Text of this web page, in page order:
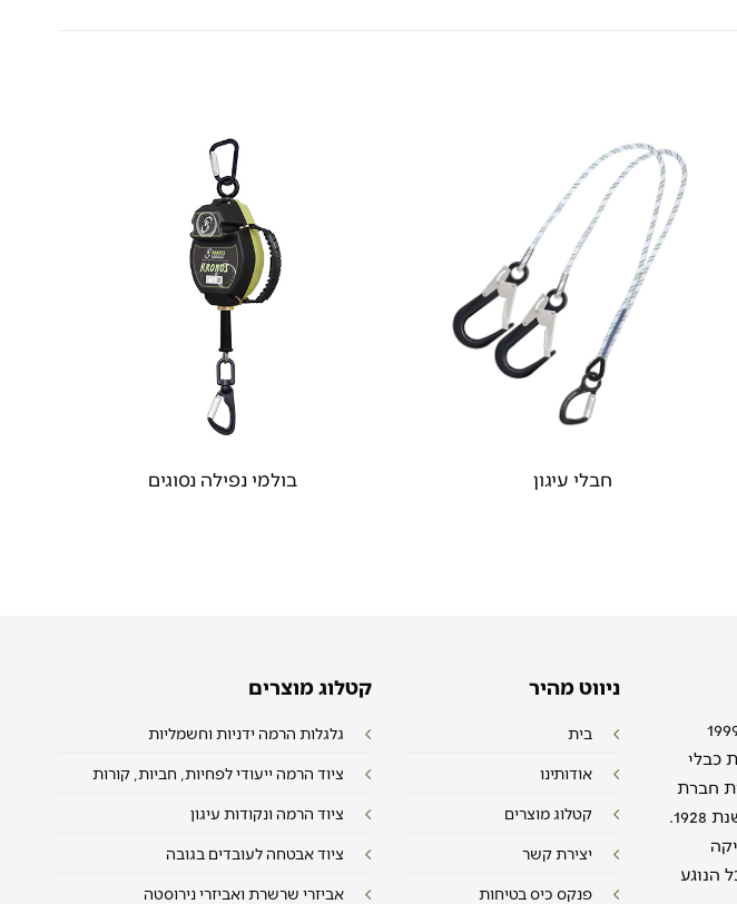
חבלי עיגון בולמי נפילה נסוגים
הרמה ומסחר בע”מ הוקמה בשנת 1999
כבלי
חברת
הוותיקה, הפועלת בארץ מאז שנת 1928.
הנוגע
ניווט מהיר
בית
אודותינו
קטלוג מוצרים
יצירת קשר
פנקס כיס בטיחות
קטלוג מוצרים
גלגלות הרמה ידניות וחשמליות
ציוד הרמה ייעודי לפחיות, חביות, קורות
ציוד הרמה ונקודות עיגון
ציוד אבטחה לעובדים בגובה
אביזרי שרשרת ואביזרי נירוסטה